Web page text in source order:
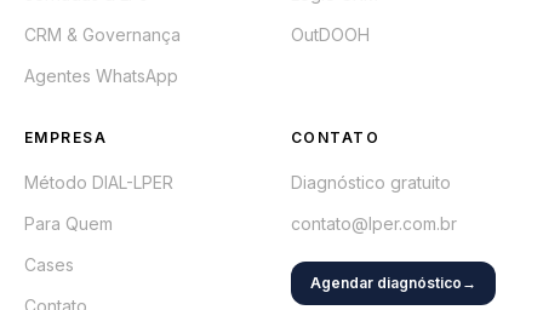
CRM & Governança
Agentes WhatsApp
OutDOOH
EMPRESA
Método DIAL-LPER
Para Quem
Cases
Contato
CONTATO
Diagnóstico gratuito
contato@lper.com.br
Agendar diagnóstico →